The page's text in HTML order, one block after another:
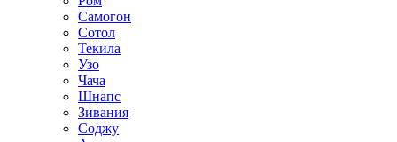
Самогон
Сотол
Текила
Узо
Чача
Шнапс
Зивания
Соджу